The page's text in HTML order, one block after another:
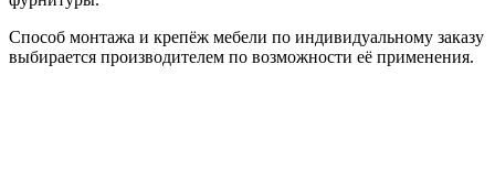
Способ монтажа и крепёж мебели по индивидуальному заказу
выбирается производителем по возможности её применения.